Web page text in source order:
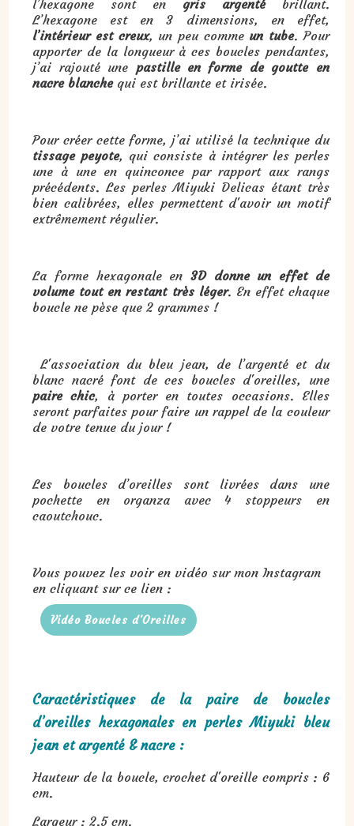
l’hexagone sont en gris argentébrillant.
L’hexagone est en 3 dimensions, en effet,
l’intérieur est creux, un peu comme un tube. Pour
apporter de la longueur à ces boucles pendantes,
j’ai rajouté une pastille en forme de goutte en
nacre blanchequi est brillante et irisée.
Pour créer cette forme, j’ai utilisé la technique du
tissage peyote, qui consiste à intégrer les perles
une à une en quinconce par rapport aux rangs
précédents. Les perles Miyuki Delicas étant très
bien calibrées, elles permettent d'avoir un motif
extrêmement régulier.
La forme hexagonale en 3D donne un effet de
volume tout en restant très léger. En effet chaque
boucle ne pèse que 2 grammes !
L'association du bleu jean, de l’argenté et du
blanc nacré font de ces boucles d'oreilles, une
paire chic, à porter en toutes occasions. Elles
seront parfaites pour faire un rappel de la couleur
de votre tenue du jour !
Les boucles d’oreilles sont livrées dans une
pochette en organza avec 4 stoppeurs en
caoutchouc.
Vous pouvez les voir en vidéo sur mon Instagram
en cliquant sur ce lien :
Vidéo Boucles d'Oreilles
Caractéristiques de la paire de boucles
d’oreilles hexagonales en perles Miyuki bleu
jean et argenté & nacre :
Hauteur de la boucle, crochet d'oreille compris : 6
cm.
Largeur : 2.5 cm.